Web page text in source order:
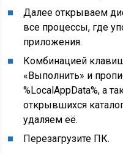
Далее открываем
все процессы, где
приложения.
Комбинацией
«Выполнить» и
%LocalAppData%, а
открывшихся
удаляем её.
Перезагрузите ПК.